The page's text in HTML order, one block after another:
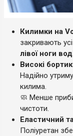
Килимки на
закривають
лівої ноги
Високі
Надійно
килима.
🧼 Менше
чистоти.
Еластичний
Поліуретан